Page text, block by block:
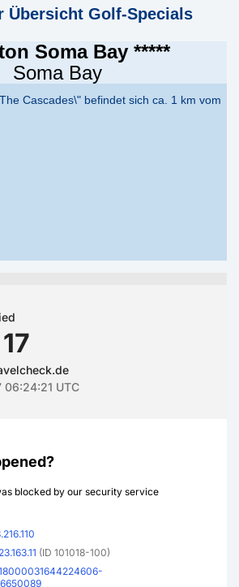
Übersicht Golf-Specials
Soma Bay *****
Soma Bay
Cascades\" befindet sich ca. 1 km vom